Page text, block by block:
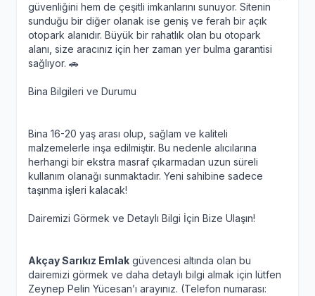
güvenliğini hem de çeşitli imkanlarını sunuyor. Sitenin
sunduğu bir diğer olanak ise geniş ve ferah bir açık
otopark alanıdır. Büyük bir rahatlık olan bu otopark
alanı, size aracınız için her zaman yer bulma garantisi
sağlıyor. 🚗
Bina Bilgileri ve Durumu
Bina 16-20 yaş arası olup, sağlam ve kaliteli
malzemelerle inşa edilmiştir. Bu nedenle alıcılarına
herhangi bir ekstra masraf çıkarmadan uzun süreli
kullanım olanağı sunmaktadır. Yeni sahibine sadece
taşınma işleri kalacak!
Dairemizi Görmek ve Detaylı Bilgi İçin Bize Ulaşın!
Akçay Sarıkız Emlak güvencesi altında olan bu
dairemizi görmek ve daha detaylı bilgi almak için lütfen
Zeynep Pelin Yücesan’ı arayınız. (Telefon numarası: